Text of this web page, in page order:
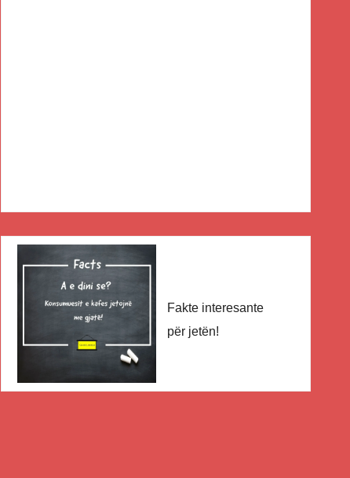
Fakte interesante
për jetën!